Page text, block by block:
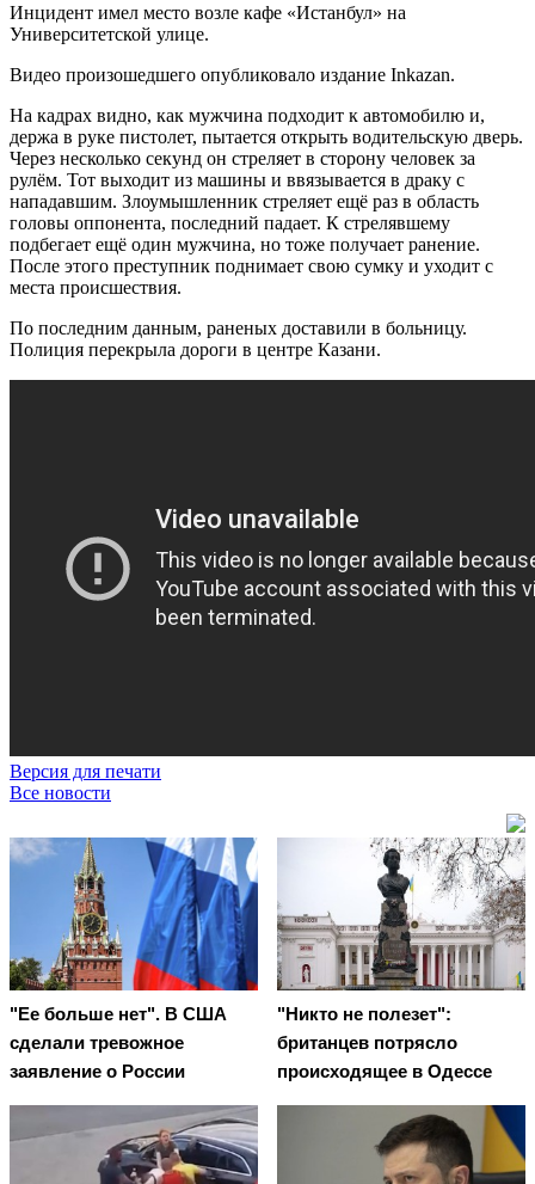
Инцидент имел место возле кафе «Истанбул» на
Университетской улице.
Видео произошедшего опубликовало издание Inkazan.
На кадрах видно, как мужчина подходит к автомобилю и,
держа в руке пистолет, пытается открыть водительскую дверь.
Через несколько секунд он стреляет в сторону человек за
рулём. Тот выходит из машины и ввязывается в драку с
нападавшим. Злоумышленник стреляет ещё раз в область
головы оппонента, последний падает. К стрелявшему
подбегает ещё один мужчина, но тоже получает ранение.
После этого преступник поднимает свою сумку и уходит с
места происшествия.
По последним данным, раненых доставили в больницу.
Полиция перекрыла дороги в центре Казани.
Версия для печати
Все новости
"Ее больше нет". В США
сделали тревожное
заявление о России
"Никто не полезет":
британцев потрясло
происходящее в Одессе